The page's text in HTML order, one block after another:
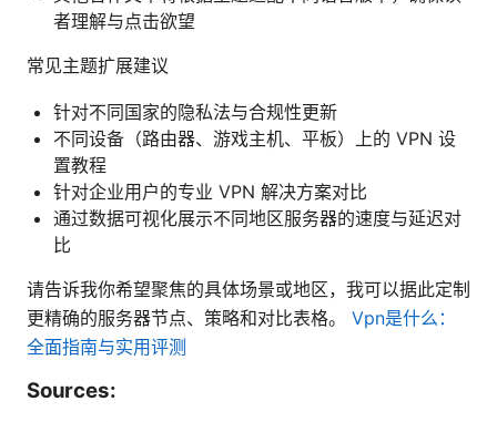
者理解与点击欲望
常见主题扩展建议
针对不同国家的隐私法与合规性更新
不同设备（路由器、游戏主机、平板）上的 VPN 设
置教程
针对企业用户的专业 VPN 解决方案对比
通过数据可视化展示不同地区服务器的速度与延迟对
比
请告诉我你希望聚焦的具体场景或地区，我可以据此定制
更精确的服务器节点、策略和对比表格。 Vpn是什么：
全面指南与实用评测
Sources: